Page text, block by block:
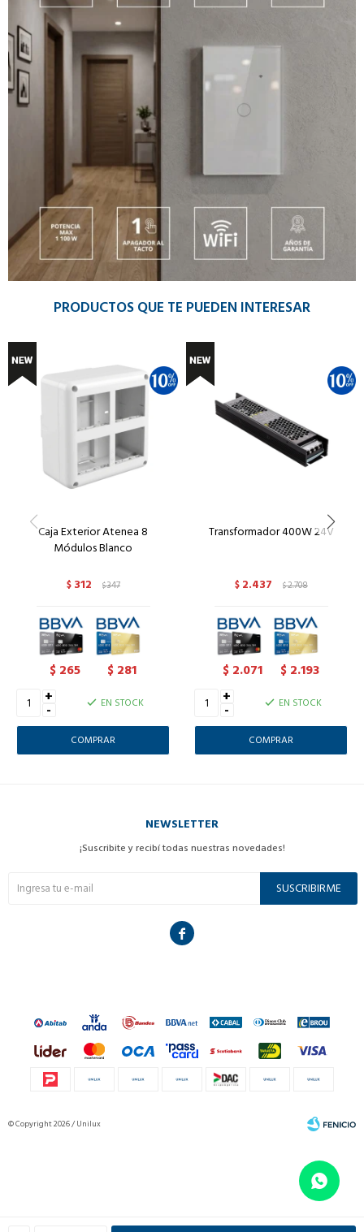
PRODUCTOS QUE TE PUEDEN INTERESAR
Caja Exterior Atenea 8
Módulos Blanco
$ 312 $347
$ 265 $ 281
+
- EN STOCK
Transformador 400W 24V
$ 2.437 $2.708
$ 2.071 $ 2.193
+
- EN STOCK
NEWSLETTER
¡Suscribite y recibí todas nuestras novedades!
SUSCRIBIRME

© Copyright 2026 / Unilux